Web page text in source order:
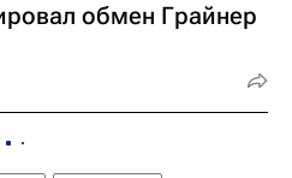
обмен Грайнер